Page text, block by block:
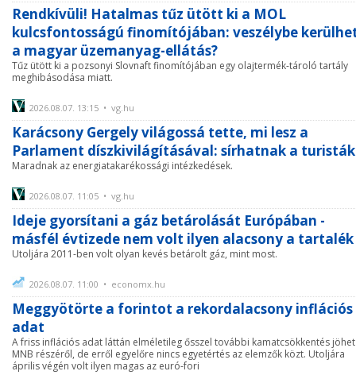
Rendkívüli! Hatalmas tűz ütött ki a MOL
kulcsfontosságú finomítójában: veszélybe
a magyar üzemanyag-ellátás?
Tűz ütött ki a pozsonyi Slovnaft finomítójában egy olajtermék-tároló tartály
meghibásodása miatt.
2026.08.07. 13:15 • vg.hu
Karácsony Gergely világossá tette, mi lesz a
Parlament díszkivilágításával: sírhatnak a turisták
Maradnak az energiatakarékossági intézkedések.
2026.08.07. 11:05 • vg.hu
Ideje gyorsítani a gáz betárolását Európában -
másfél évtizede nem volt ilyen alacsony a tartalék
Utoljára 2011-ben volt olyan kevés betárolt gáz, mint most.
2026.08.07. 11:00 • economx.hu
Meggyötörte a forintot a rekordalacsony inflációs
adat
A friss inflációs adat láttán elméletileg ősszel további kamatcsökkentés
MNB részéről, de erről egyelőre nincs egyetértés az elemzők közt. Utoljára
április végén volt ilyen magas az euró-fori